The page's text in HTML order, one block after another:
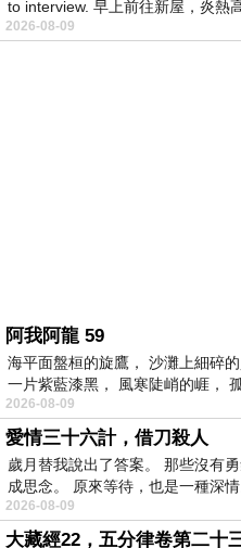
to interview. 早上前往新屋，炎熱
2026-08-09
阿我阿龍 59
海平面盤桓的旋鷹， 沙灘上細碎
一片紫藍漆黑， 風寒陡峭的崕，
2026-08-09
愛情三十六計，借刀殺人
歲月替我說出了答案。 那些沒有
成思念。 原來等待，也是一種深情
2026-08-09
大藏經22，五分律卷第二十